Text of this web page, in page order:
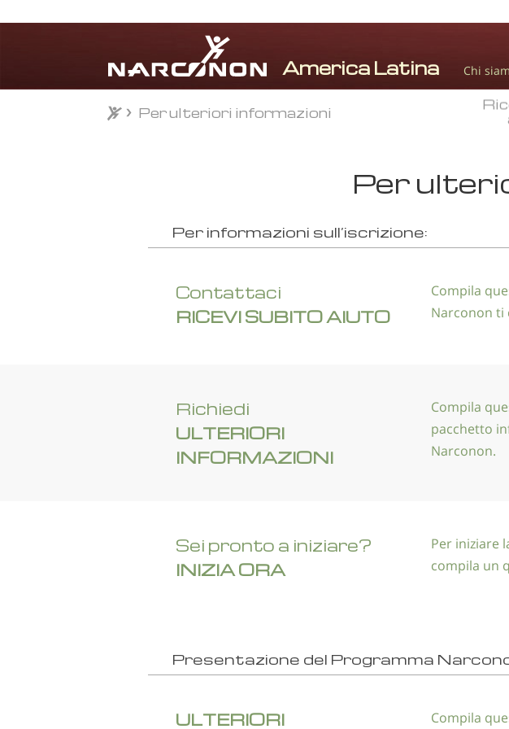
Chi
⨯
Per ulteriori informazioni
Per
Per informazioni sull’iscrizione:
Contattaci
RICEVI SUBITO AIUTO
Compila
Narconon ti
Richiedi
ULTERIORI
INFORMAZIONI
Compila
pacchetto
Narconon.
Sei pronto a iniziare?
INIZIA ORA
Per iniziare
compila un
Presentazione del Programma
ULTERIORI Compila